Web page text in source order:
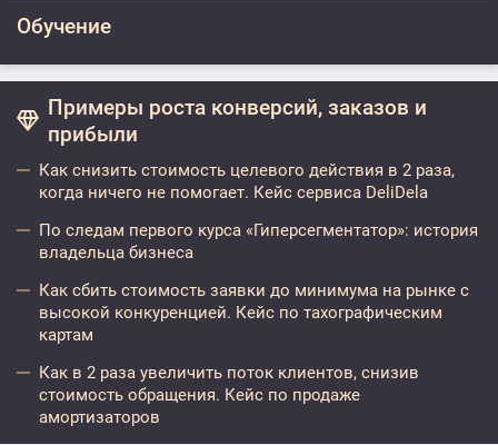
Обучение
Примеры роста конверсий, заказов и
прибыли
Как снизить стоимость целевого действия в 2 раза,
когда ничего не помогает. Кейс сервиса DeliDela
По следам первого курса «Гиперсегментатор»: история
владельца бизнеса
Как сбить стоимость заявки до минимума на рынке с
высокой конкуренцией. Кейс по тахографическим
картам
Как в 2 раза увеличить поток клиентов, снизив
стоимость обращения. Кейс по продаже
амортизаторов